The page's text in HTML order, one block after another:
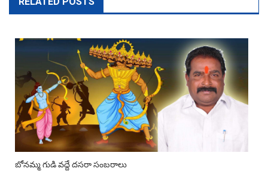
బోన‌మ్మ గుడి వ‌ద్దే ద‌స‌రా సంబ‌రాలు